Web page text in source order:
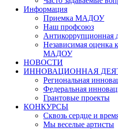
Информация
Приемка МАДОУ
Наш профсоюз
Антикоррупционная
Независимая оценка
МАДОУ
НОВОСТИ
ИННОВАЦИОННАЯ
Региональная
Федеральная
Грантовые проекты
КОНКУРСЫ
Сквозь сердце и
Мы веселые артисты